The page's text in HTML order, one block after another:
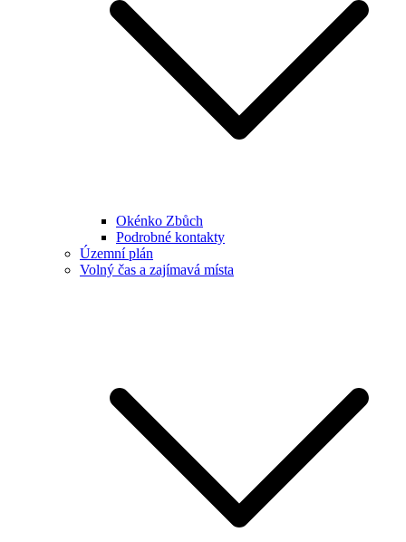
Okénko Zbůch
Podrobné kontakty
Územní plán
Volný čas a zajímavá místa